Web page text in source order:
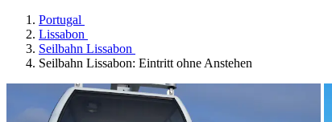
Portugal
Lissabon
Seilbahn Lissabon
Seilbahn Lissabon: Eintritt ohne Anstehen